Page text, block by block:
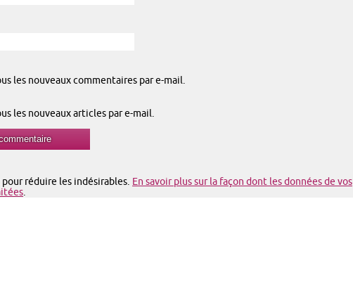
les nouveaux commentaires par e-mail.
les nouveaux articles par e-mail.
réduire les indésirables. En savoir plus sur la façon dont les données de vos